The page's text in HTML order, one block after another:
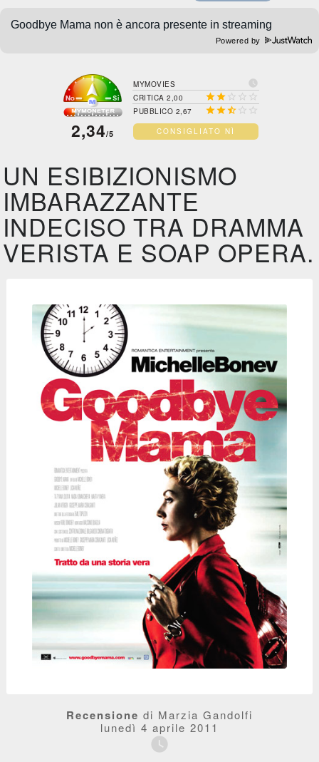
Powered by
2,34/5
MYMOVIES 
CRITICA 2,00    
PUBBLICO 2,67   
CONSIGLIATO NÌ
UN ESIBIZIONISMO
IMBARAZZANTE
INDECISO TRA DRAMMA
VERISTA E SOAP OPERA.
Recensione di Marzia Gandolfi
lunedì 4 aprile 2011
